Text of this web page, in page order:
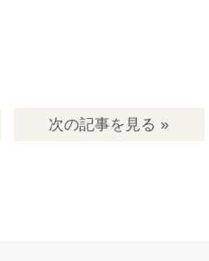
次の記事を見る »